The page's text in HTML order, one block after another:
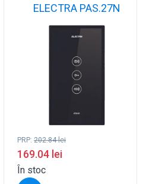
ELECTRA PAS.27N
PRP: 202.84lei
169.04 lei
În stoc